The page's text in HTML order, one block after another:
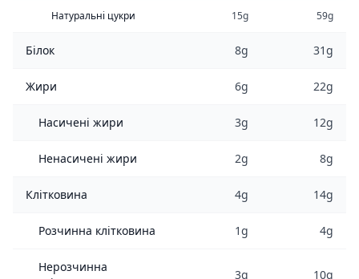
Натуральні цукри 15g 59g
Білок 8g 31g
Жири 6g 22g
Насичені жири 3g 12g
Ненасичені жири 2g 8g
Клітковина 4g 14g
Розчинна клітковина 1g 4g
Нерозчинна
3g 10g